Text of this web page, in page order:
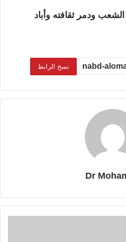
ودمر ثقافته وأباد
نسخ الرابط
Dr